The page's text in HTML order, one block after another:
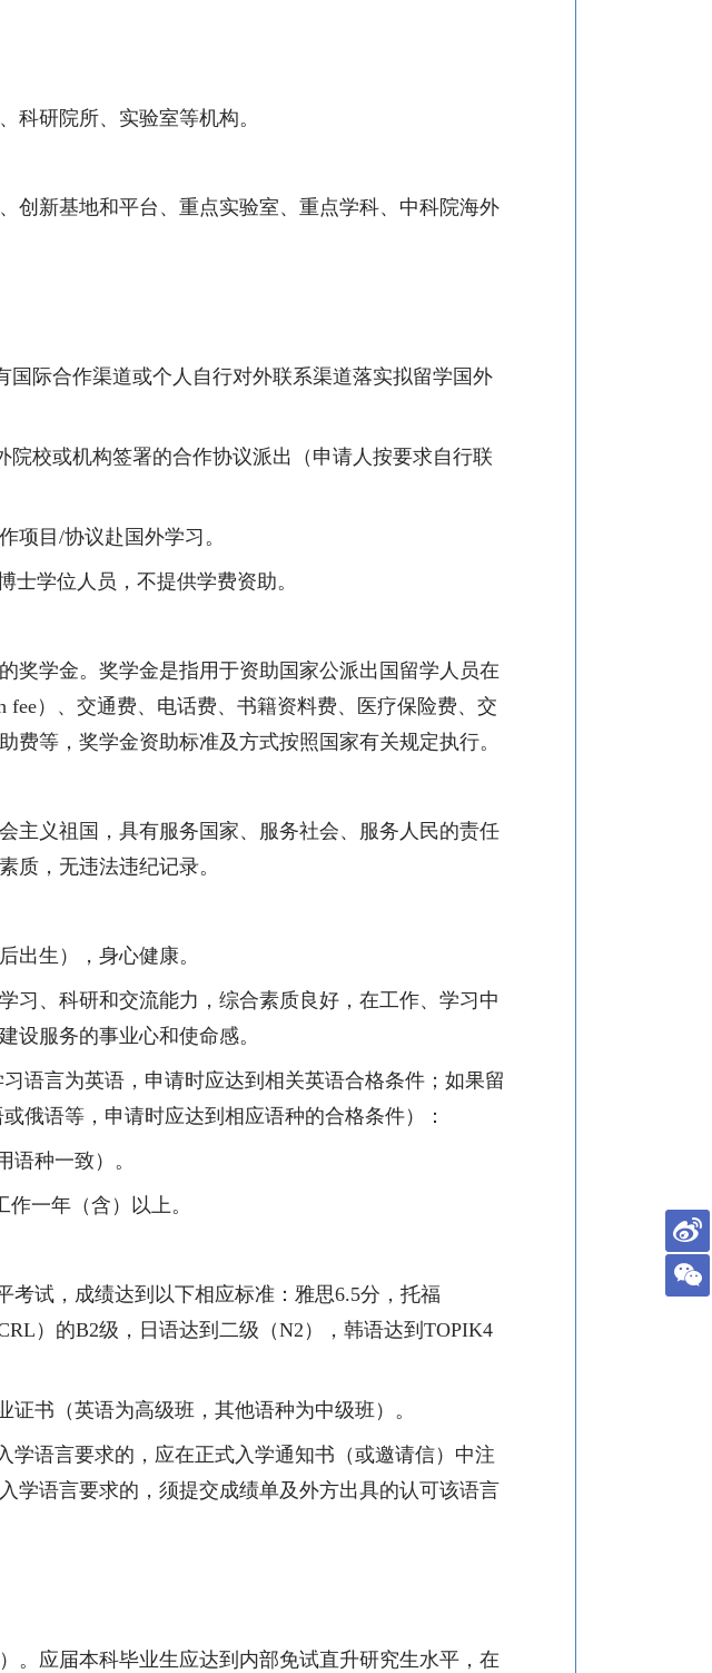
科研院所、实验室等机构。
创新基地和平台、重点实验室、重点学科、中科院海外
际合作渠道或个人自行对外联系渠道落实拟留学国外
校或机构签署的合作协议派出（申请人按要求自行联
项目/协议赴国外学习。
士学位人员，不提供学费资助。
奖学金。奖学金是指用于资助国家公派出国留学人员在
fee）、交通费、电话费、书籍资料费、医疗保险费、交
等，奖学金资助标准及方式按照国家有关规定执行。
主义祖国，具有服务国家、服务社会、服务人民的责任
质，无违法违纪记录。
出生），身心健康。
习、科研和交流能力，综合素质良好，在工作、学习中
设服务的事业心和使命感。
习语言为英语，申请时应达到相关英语合格条件；如果留
俄语等，申请时应达到相应语种的合格条件）：
种一致）。
一年（含）以上。
考试，成绩达到以下相应标准：雅思6.5分，托福
）的B2级，日语达到二级（N2 ），韩语达到 TOPIK4
书（英语为高级班，其他语种为中级班）。
语言要求的，应在正式入学通知书（或邀请信）中注
学语言要求的，须提交成绩单及外方出具的认可该语言
。应届本科毕业生应达到内部免试直升研究生水平，在